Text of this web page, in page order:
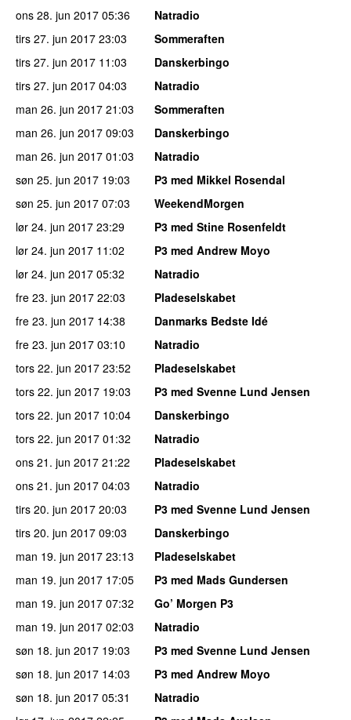
ons 28. jun 2017 05:36
Natradio
tirs 27. jun 2017 23:03
Sommeraften
tirs 27. jun 2017 11:03
Danskerbingo
tirs 27. jun 2017 04:03
Natradio
man 26. jun 2017 21:03
Sommeraften
man 26. jun 2017 09:03
Danskerbingo
man 26. jun 2017 01:03
Natradio
søn 25. jun 2017 19:03
P3 med Mikkel Rosendal
søn 25. jun 2017 07:03
WeekendMorgen
lør 24. jun 2017 23:29
P3 med Stine Rosenfeldt
lør 24. jun 2017 11:02
P3 med Andrew Moyo
lør 24. jun 2017 05:32
Natradio
fre 23. jun 2017 22:03
Pladeselskabet
fre 23. jun 2017 14:38
Danmarks Bedste Idé
fre 23. jun 2017 03:10
Natradio
tors 22. jun 2017 23:52
Pladeselskabet
tors 22. jun 2017 19:03
P3 med Svenne Lund Jensen
tors 22. jun 2017 10:04
Danskerbingo
tors 22. jun 2017 01:32
Natradio
ons 21. jun 2017 21:22
Pladeselskabet
ons 21. jun 2017 04:03
Natradio
tirs 20. jun 2017 20:03
P3 med Svenne Lund Jensen
tirs 20. jun 2017 09:03
Danskerbingo
man 19. jun 2017 23:13
Pladeselskabet
man 19. jun 2017 17:05
P3 med Mads Gundersen
man 19. jun 2017 07:32
Go’ Morgen P3
man 19. jun 2017 02:03
Natradio
søn 18. jun 2017 19:03
P3 med Svenne Lund Jensen
søn 18. jun 2017 14:03
P3 med Andrew Moyo
søn 18. jun 2017 05:31
Natradio